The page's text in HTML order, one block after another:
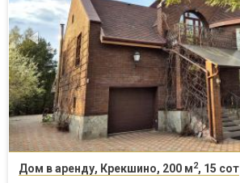
Дом в аренду, Крекшино, 200 м2, 15 сот